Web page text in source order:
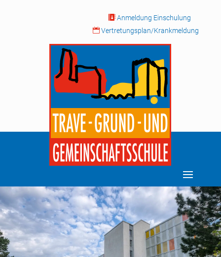
 Anmeldung Einschulung
 Vertretungsplan/Krankmeldung